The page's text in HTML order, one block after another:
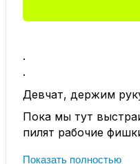
.
.
Девчат, держим
Пока мы тут
пилят рабочие
👉Ловите инсайд по
Показать полностью